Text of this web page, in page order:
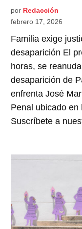
por Redacción
febrero 17, 2026
Familia exige
desaparición El
horas, se
desaparición de
enfrenta José
Penal ubicado en
Suscríbete a